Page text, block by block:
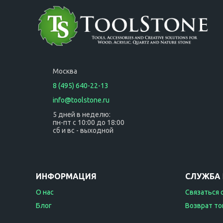
M8-H-HT
Москва
8 (495) 640-22-13
info@toolstone.ru
5 дней в неделю:
пн-пт с 10:00 до 18:00
сб и вс - выходной
ИНФОРМАЦИЯ
О нас
Блог
Связаться
Возврат